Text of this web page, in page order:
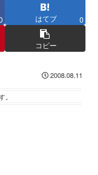
はてブ 0
コピー
2008.08.11